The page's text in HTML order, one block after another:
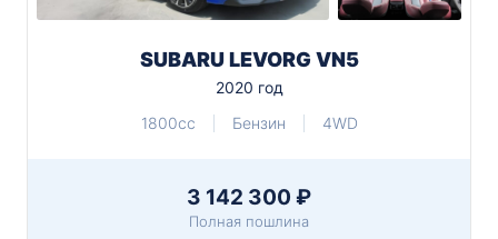
SUBARU LEVORG VN5
2020 год
1800cc
Бензин 4WD
3 142 300 ₽
Полная пошлина